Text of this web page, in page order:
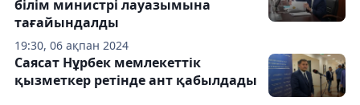
19:30, 06 ақпан 2024
білім министрі лауазымына
тағайындалды
Саясат Нұрбек мемлекеттік
қызметкер ретінде ант қабылдады